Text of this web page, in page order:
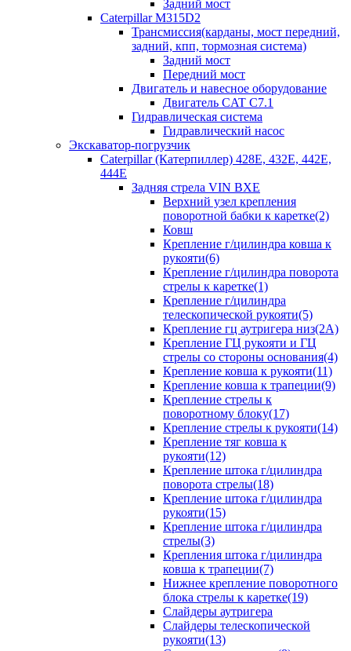
Задний мост
Caterpillar M315D2
Трансмиссия(карданы, мост передний,
задний, кпп, тормозная система)
Задний мост
Передний мост
Двигатель и навесное оборудование
Двигатель CAT C7.1
Гидравлическая система
Гидравлический насос
Экскаватор-погрузчик
Caterpillar (Катерпиллер) 428E, 432E, 442E,
444E
Задняя стрела VIN BXE
Верхний узел крепления
поворотной бабки к каретке(2)
Ковш
Крепление г/цилиндра ковша к
рукояти(6)
Крепление г/цилиндра поворота
стрелы к каретке(1)
Крепление г/цилиндра
телескопической рукояти(5)
Крепление гц аутригера низ(2А)
Крепление ГЦ рукояти и ГЦ
стрелы со стороны основания(4)
Крепление ковша к рукояти(11)
Крепление ковша к трапеции(9)
Крепление стрелы к
поворотному блоку(17)
Крепление стрелы к рукояти(14)
Крепление тяг ковша к
рукояти(12)
Крепление штока г/цилиндра
поворота стрелы(18)
Крепление штока г/цилиндра
рукояти(15)
Крепление штока г/цилиндра
стрелы(3)
Крепления штока г/цилиндра
ковша к трапеции(7)
Нижнее крепление поворотного
блока стрелы к каретке(19)
Слайдеры аутригера
Слайдеры телескопической
рукояти(13)